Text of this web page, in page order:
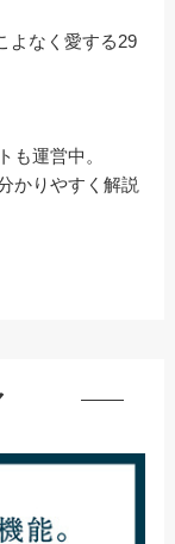
よなく愛する29
も運営中。
かりやすく解説